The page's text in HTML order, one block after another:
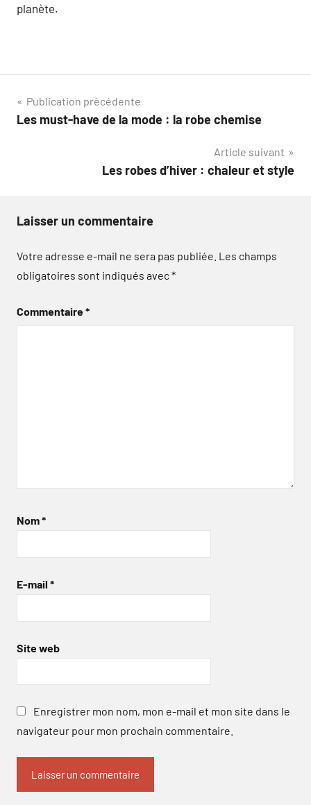
planète.
Navigation
de
Publication précédente
Les must-have de la mode : la robe chemise
Article suivant
Les robes d’hiver : chaleur et style
Laisser un commentaire
Votre adresse e-mail ne sera pas publiée. Les champs
obligatoires sont indiqués avec*
Commentaire*
Nom*
E-mail *
Site web
Enregistrer mon nom, mon e-mail et mon site dans le
navigateur pour mon prochain commentaire.